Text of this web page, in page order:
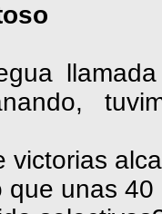
victorias
que unas